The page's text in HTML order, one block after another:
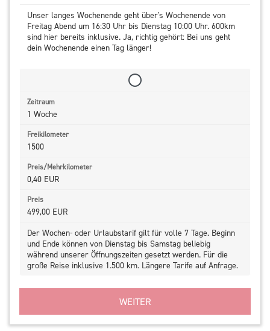
Unser langes Wochenende geht über's Wochenende von
Freitag Abend um 16:30 Uhr bis Dienstag 10:00 Uhr. 600km
sind hier bereits inklusive. Ja, richtig gehört: Bei uns geht
dein Wochenende einen Tag länger!
1 Woche
1500
0,40 EUR
499,00 EUR
Der Wochen- oder Urlaubstarif gilt für volle 7 Tage. Beginn
und Ende können von Dienstag bis Samstag beliebig
während unserer Öffnungszeiten gesetzt werden. Für die
große Reise inklusive 1.500 km. Längere Tarife auf Anfrage.
WEITER